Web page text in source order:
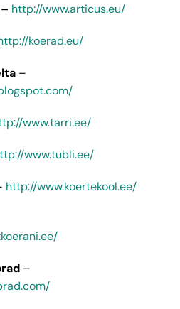
http://www.articus.eu/
koerad.eu/
–
www.tarri.ee/
www.tubli.ee/
http://www.koertekool.ee/
–